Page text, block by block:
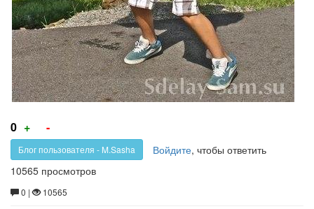
0 +
за!
-
против!
Блог пользователя - M.Sasha Войдите, чтобы ответить
10565 просмотров
0 | 10565